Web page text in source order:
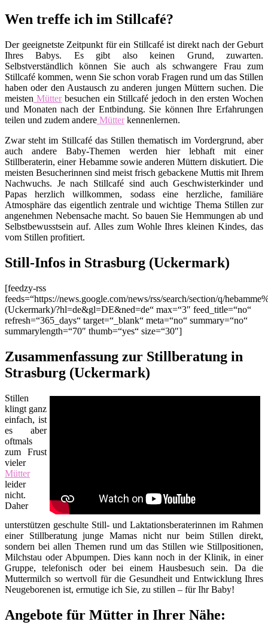
Wen treffe ich im Stillcafé?
Der geeignetste Zeitpunkt für ein Stillcafé ist direkt nach der Geburt
Ihres Babys. Es gibt also keinen Grund, zuwarten.
Selbstverständlich können Sie auch als schwangere Frau zum
Stillcafé kommen, wenn Sie schon vorab Fragen rund um das Stillen
haben oder den Austausch zu anderen jungen Müttern suchen. Die
meisten Mütterbesuchen ein Stillcafé jedoch in den ersten Wochen
und Monaten nach der Entbindung. Sie können Ihre Erfahrungen
teilen und zudem andere Mütterkennenlernen.
Zwar steht im Stillcafé das Stillen thematisch im Vordergrund, aber
auch andere Baby-Themen werden hier lebhaft mit einer
Stillberaterin, einer Hebamme sowie anderen Müttern diskutiert. Die
meisten Besucherinnen sind meist frisch gebackene Muttis mit Ihrem
Nachwuchs. Je nach Stillcafé sind auch Geschwisterkinder und
Papas herzlich willkommen, sodass eine herzliche, familiäre
Atmosphäre das eigentlich zentrale und wichtige Thema Stillen zur
angenehmen Nebensache macht. So bauen Sie Hemmungen ab und
Selbstbewusstsein auf. Alles zum Wohle Ihres kleinen Kindes, das
vom Stillen profitiert.
Still-Infos in Strasburg (Uckermark)
[feedzy-rss
feeds=“https://news.google.com/news/rss/search/section/q/
(Uckermark)/?hl=de&gl=DE&ned=de“ max=“3″ feed_title=“no“
refresh=“365_days“ target=“_blank“ meta=“no“ summary=“no“
summarylength=“70″ thumb=“yes“ size=“30″]
Zusammenfassung zur Stillberatung in
Strasburg (Uckermark)
Stillen
klingt ganz
einfach, ist
es aber
oftmals
zum Frust
vieler
Mütter
leider
nicht.
Daher
unterstützen geschulte Still- und Laktationsberaterinnen im Rahmen
einer Stillberatung junge Mamas nicht nur beim Stillen direkt,
sondern bei allen Themen rund um das Stillen wie Stillpositionen,
Milchstau oder Abpumpen. Dies kann noch in der Klinik, in einer
Gruppe, telefonisch oder bei einem Hausbesuch sein. Da die
Muttermilch so wertvoll für die Gesundheit und Entwicklung Ihres
Neugeborenen ist, ermutige ich Sie, zu stillen – für Ihr Baby!
Angebote für Mütter in Ihrer Nähe: